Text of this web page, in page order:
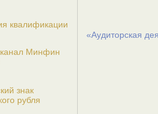
квалификации
Минфин
знак
рубля
«Аудиторская